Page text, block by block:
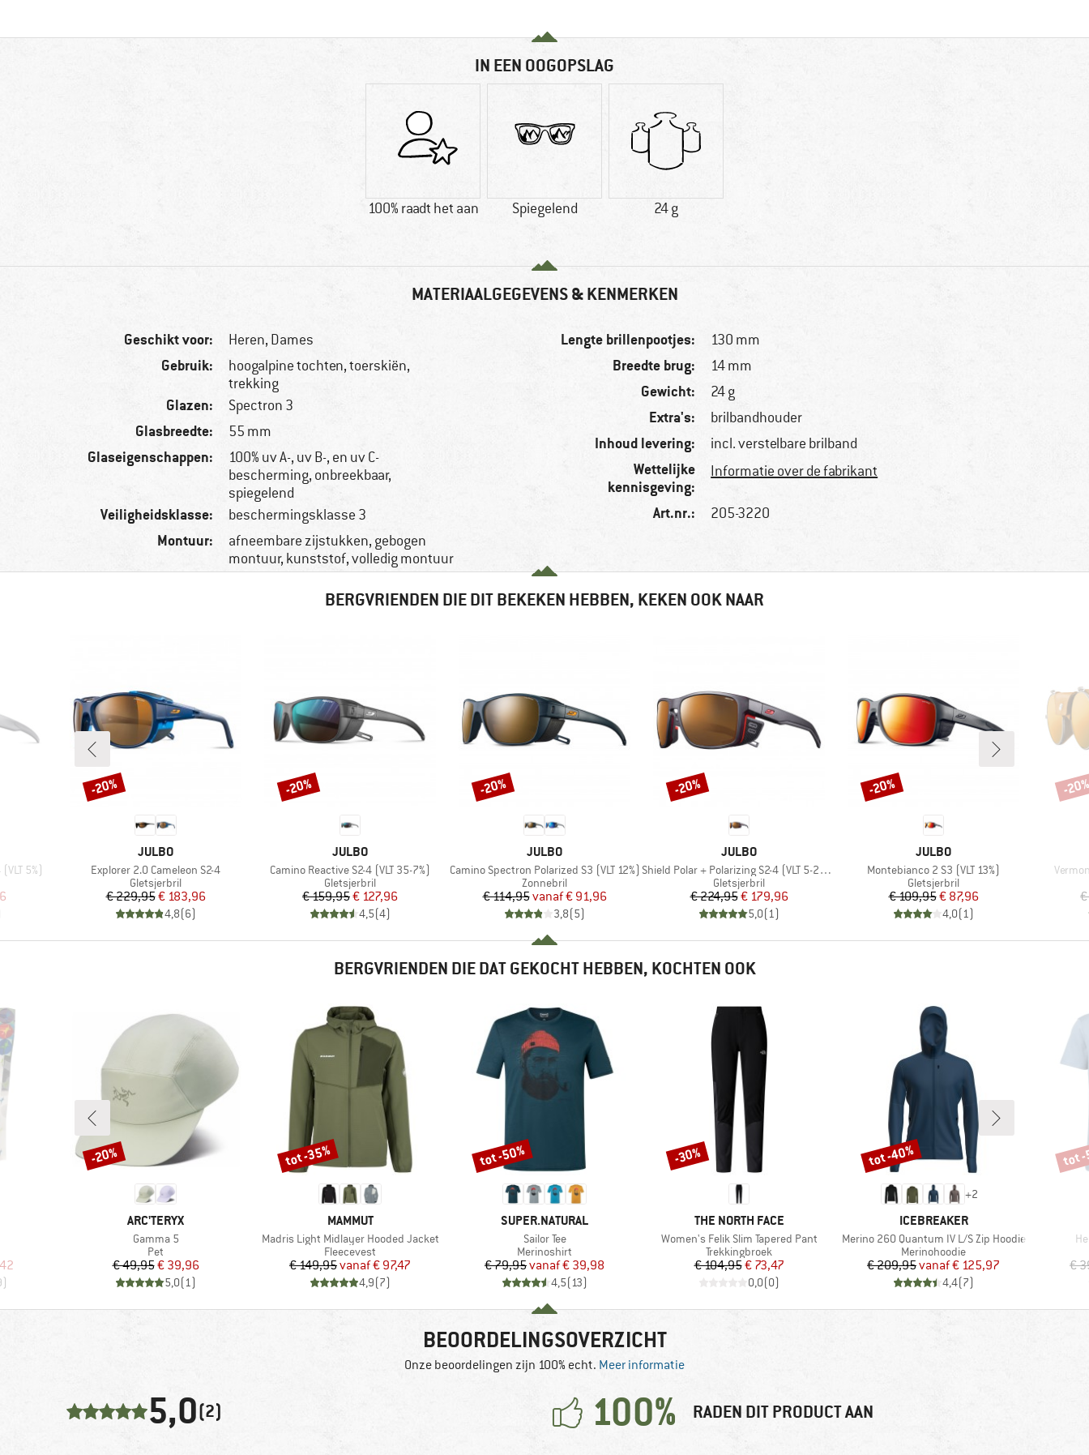
IN EEN OOGOPSLAG
100% raadt het aan Spiegelend 24 g
MATERIAALGEGEVENS & KENMERKEN
Geschikt voor: Heren, Dames
Gebruik:
hoogalpine tochten, toerskiën,
trekking
Glazen: Spectron 3
Glasbreedte: 55 mm
Glaseigenschappen:
100% uv A-, uv B-, en uv C-
bescherming, onbreekbaar,
spiegelend
Veiligheidsklasse: beschermingsklasse 3
Montuur:
afneembare zijstukken, gebogen
montuur, kunststof, volledig montuur
Lengte brillenpootjes: 130 mm
Breedte brug: 14 mm
Gewicht: 24 g
Extra's: brilbandhouder
Inhoud levering: incl. verstelbare brilband
Wettelijke
kennisgeving:
Informatie over de fabrikant
Art.nr.: 205-3220
BERGVRIENDEN DIE DIT BEKEKEN HEBBEN, KEKEN OOK NAAR
5%)
prijs
MERK
JULBO
Artikel
Explorer 2.0 Cameleon S2-4
Productgroep
Gletsjerbril
Prijs
€ 229,95Verlaagde prijs
€ 183,96
4,8(6)
Korting
-20%
MERK
JULBO
Artikel
Camino Reactive S2-4 (VLT 35-7%)
Productgroep
Gletsjerbril
Prijs
€ 159,95Verlaagde prijs
€ 127,96
4,5(4)
Korting
-20%
MERK
JULBO
Artikel
Camino Spectron Polarized S3 (VLT 12%)
Productgroep
Zonnebril
Prijs
€ 114,95 Verlaagde prijs
vanaf€ 91,96
3,8(5)
Korting
-20%
MERK
JULBO
Artikel
Shield Polar + Polarizing S2-4 (VLT 5-20%)
Productgroep
Gletsjerbril
Prijs
€ 224,95Verlaagde prijs
€ 179,96
5,0(1)
Korting
-20%
MERK
JULBO
Artikel
Montebianco 2 S3 (VLT 13%)
Productgroep
Gletsjerbril
Prijs
€ 109,95Verlaagde prijs
€ 87,96
4,0(1)
Korting
-20%
Artikel
-
BERGVRIENDEN DIE DAT GEKOCHT HEBBEN, KOCHTEN OOK
prijs
)
MERK
ARC'TERYX
Artikel
Gamma 5
Productgroep
Pet
Prijs
€ 49,95Verlaagde prijs
€ 39,96
5,0(1)
Korting
-20%
MERK
MAMMUT
Artikel
Madris Light Midlayer Hooded Jacket
Productgroep
Fleecevest
Prijs
€ 149,95 Verlaagde prijs
vanaf€ 97,47
4,9(7)
Korting
tot -35%
MERK
SUPER.NATURAL
Artikel
Sailor Tee
Productgroep
Merinoshirt
Prijs
€ 79,95 Verlaagde prijs
vanaf€ 39,98
4,5(13)
Korting
tot -50%
MERK
THE NORTH FACE
Artikel
Women's Felik Slim Tapered Pant
Productgroep
Trekkingbroek
Prijs
€ 104,95Verlaagde prijs
€ 73,47
0,0(0)
Korting
-30%
+2
MERK
ICEBREAKER
Artikel
Merino 260 Quantum IV L/S Zip Hoodie
Productgroep
Merinohoodie
Prijs
€ 209,95 Verlaagde prijs
vanaf€ 125,97
4,4(7)
Korting
tot -40%
€
tot
BEOORDELINGSOVERZICHT
Onze beoordelingen zijn 100% echt. Meer informatie
5,0(2) 100% RADEN DIT PRODUCT AAN